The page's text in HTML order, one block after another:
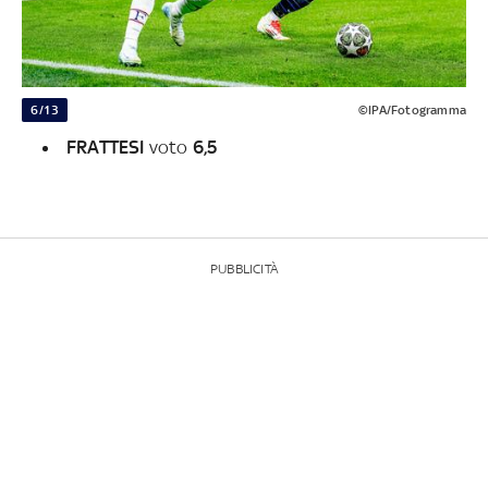
6/13 ©IPA/Fotogramma
FRATTESI voto 6,5
PUBBLICITÀ